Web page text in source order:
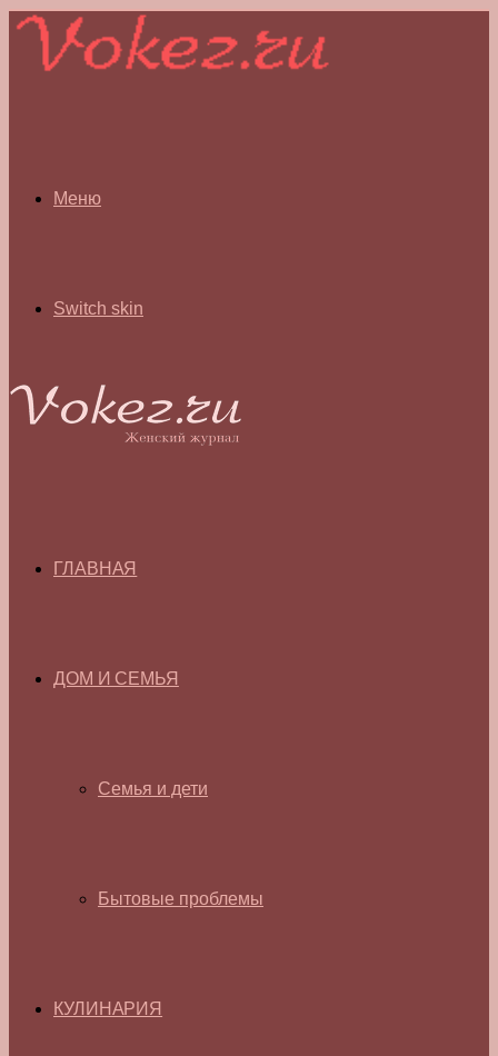
Меню
Switch skin
ГЛАВНАЯ
ДОМ И СЕМЬЯ
Семья и дети
Бытовые проблемы
КУЛИНАРИЯ